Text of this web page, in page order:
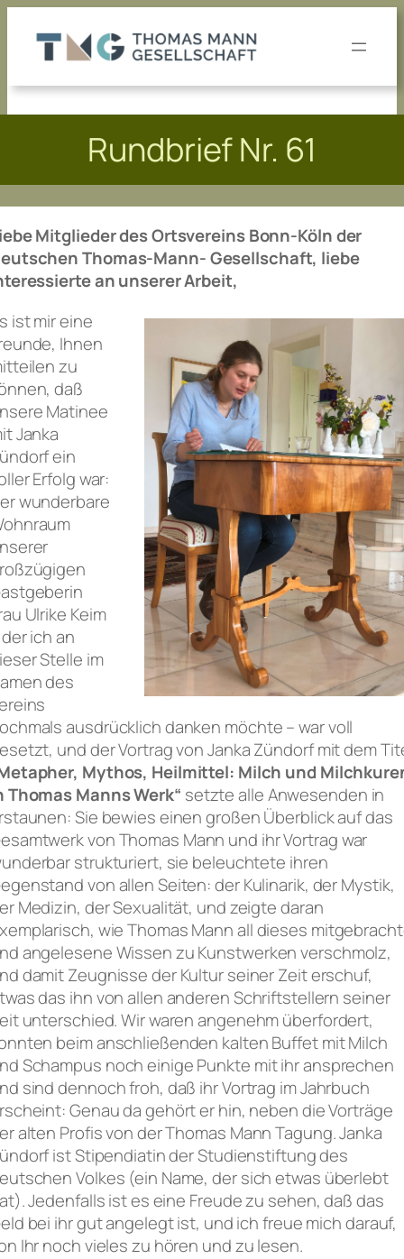
Inhalt
springen
Rundbrief Nr. 61
Mitglieder des Ortsvereins Bonn-Köln der
Thomas-Mann- Gesellschaft, liebe
an unserer Arbeit,
ist mir eine
Ihnen
zu
daß
Matinee
Janka
ein
Erfolg war:
wunderbare
Ulrike Keim
ich an
Stelle im
des
ausdrücklich danken möchte – war voll
und der Vortrag von Janka Zündorf mit dem
Mythos, Heilmittel: Milch und
Thomas Manns Werk“ setzte alle Anwesenden in
Sie bewies einen großen Überblick auf das
von Thomas Mann und ihr Vortrag war
strukturiert, sie beleuchtete ihren
von allen Seiten: der Kulinarik, der Mystik,
Medizin, der Sexualität, und zeigte daran
wie Thomas Mann all dieses
angelesene Wissen zu Kunstwerken verschmolz,
damit Zeugnisse der Kultur seiner Zeit erschuf,
das ihn von allen anderen Schriftstellern seiner
unterschied. Wir waren angenehm überfordert,
beim anschließenden kalten Buffet mit Milch
Schampus noch einige Punkte mit ihr ansprechen
sind dennoch froh, daß ihr Vortrag im Jahrbuch
Genau da gehört er hin, neben die Vorträge
alten Profis von der Thomas Mann Tagung. Janka
ist Stipendiatin der Studienstiftung des
Volkes (ein Name, der sich etwas überlebt
Jedenfalls ist es eine Freude zu sehen, daß das
bei ihr gut angelegt ist, und ich freue mich darauf,
Ihr noch vieles zu hören und zu lesen.